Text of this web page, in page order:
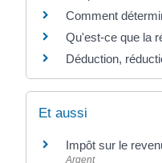
Comment
Qu'est-ce que la
Déduction,
Et aussi
Impôt sur le
Argent